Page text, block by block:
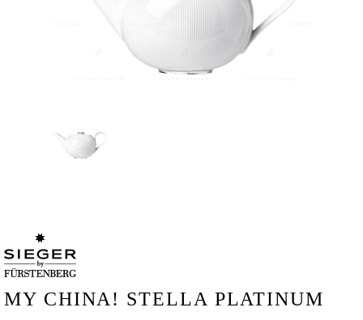
MY CHINA! STELLA PLATINUM